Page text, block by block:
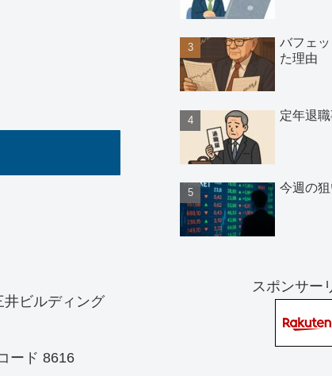
ビルディング
ード 8616
バフェ
た理由
定年退
今週の
スポンサー